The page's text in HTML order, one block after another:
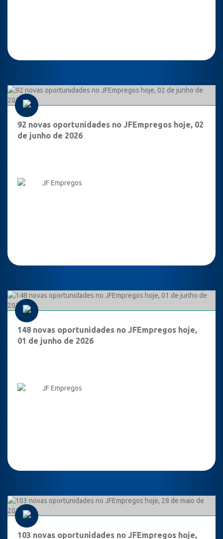
92 novas oportunidades no JFEmpregos hoje, 02
de junho de 2026
JF Empregos
148 novas oportunidades no JFEmpregos hoje,
01 de junho de 2026
JF Empregos
103 novas oportunidades no JFEmpregos hoje,